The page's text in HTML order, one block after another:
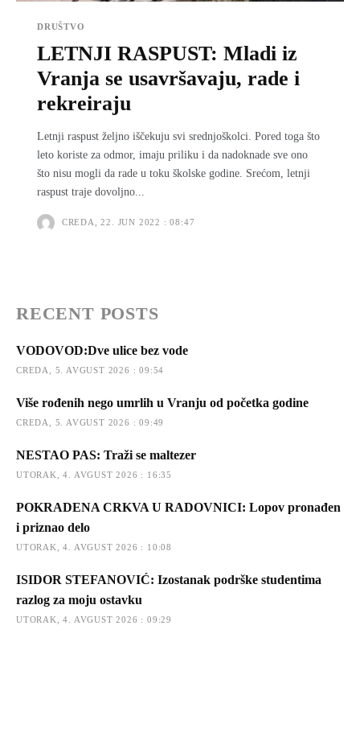
DRUŠTVO
LETNJI RASPUST: Mladi iz
Vranja se usavršavaju, rade i
rekreiraju
Letnji raspust željno iščekuju svi srednjoškolci. Pored toga što
leto koriste za odmor, imaju priliku i da nadoknade sve ono
što nisu mogli da rade u toku školske godine. Srećom, letnji
raspust traje dovoljno...
CREDA, 22. JUN 2022 : 08:47
RECENT POSTS
VODOVOD:Dve ulice bez vode
CREDA, 5. AVGUST 2026 : 09:54
Više rođenih nego umrlih u Vranju od početka godine
CREDA, 5. AVGUST 2026 : 09:49
NESTAO PAS: Traži se maltezer
UTORAK, 4. AVGUST 2026 : 16:35
POKRADENA CRKVA U RADOVNICI: Lopov pronađen
i priznao delo
UTORAK, 4. AVGUST 2026 : 10:08
ISIDOR STEFANOVIĆ: Izostanak podrške studentima
razlog za moju ostavku
UTORAK, 4. AVGUST 2026 : 09:29